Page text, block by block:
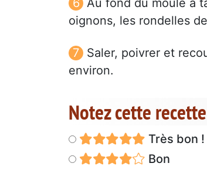
oignons, les rondelles
Saler, poivrer et
environ.
Notez cette recette
Très bon !
Bon